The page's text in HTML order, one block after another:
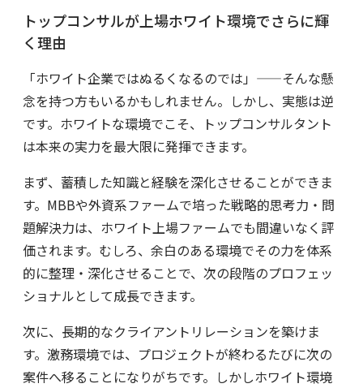
トップコンサルが上場ホワイト環境でさらに輝
く理由
「ホワイト企業ではぬるくなるのでは」——そんな懸
念を持つ方もいるかもしれません。しかし、実態は逆
です。ホワイトな環境でこそ、トップコンサルタント
は本来の実力を最大限に発揮できます。
まず、蓄積した知識と経験を深化させることができま
す。MBBや外資系ファームで培った戦略的思考力・問
題解決力は、ホワイト上場ファームでも間違いなく評
価されます。むしろ、余白のある環境でその力を体系
的に整理・深化させることで、次の段階のプロフェッ
ショナルとして成長できます。
次に、長期的なクライアントリレーションを築けま
す。激務環境では、プロジェクトが終わるたびに次の
案件へ移ることになりがちです。しかしホワイト環境